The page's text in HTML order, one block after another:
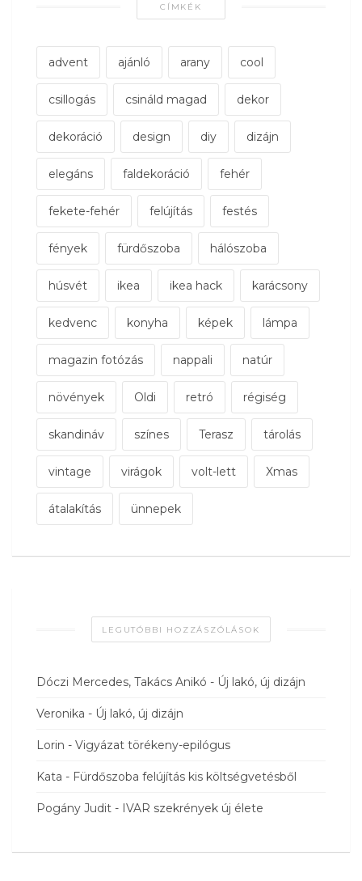
CÍMKÉK
advent ajánló arany cool
csillogás csináld magad dekor
dekoráció design diy dizájn
elegáns faldekoráció fehér
fekete-fehér felújítás festés
fények fürdőszoba hálószoba
húsvét ikea ikea hack karácsony
kedvenc konyha képek lámpa
magazin fotózás nappali natúr
növények Oldi retró régiség
skandináv színes Terasz tárolás
vintage virágok volt-lett Xmas
átalakítás ünnepek
LEGUTÓBBI HOZZÁSZÓLÁSOK
Dóczi Mercedes, Takács Anikó - Új lakó, új dizájn
Veronika - Új lakó, új dizájn
Lorin - Vigyázat törékeny-epilógus
Kata - Fürdőszoba felújítás kis költségvetésből
Pogány Judit - IVAR szekrények új élete